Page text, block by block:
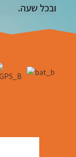
ובכל שעה.